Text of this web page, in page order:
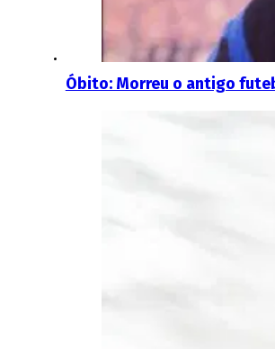
Óbito: Morreu o antigo